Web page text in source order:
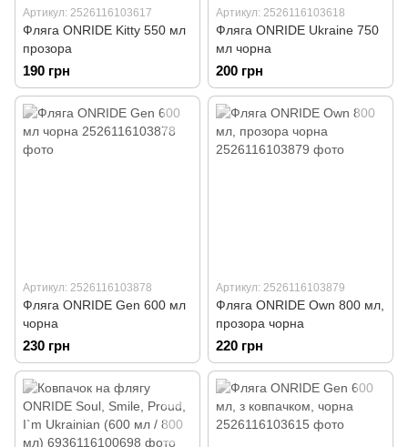
Артикул: 2526116103617
Фляга ONRIDE Kitty 550 мл
прозора
190 грн
Артикул: 2526116103618
Фляга ONRIDE Ukraine 750
мл чорна
200 грн
Артикул: 2526116103878
Фляга ONRIDE Gen 600 мл
чорна
230 грн
Артикул: 2526116103879
Фляга ONRIDE Own 800 мл,
прозора чорна
220 грн